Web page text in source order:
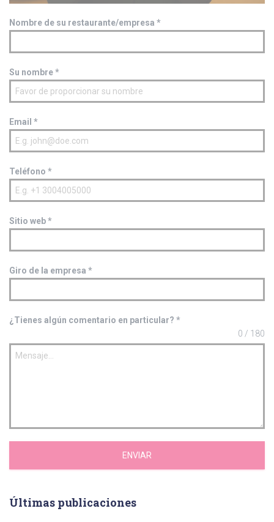
Nombre de su restaurante/empresa *
Su nombre*
Email *
Teléfono *
Sitio web*
Giro de la empresa *
¿Tienes algún comentario en particular? *
0 / 180
ENVIAR
Últimas publicaciones